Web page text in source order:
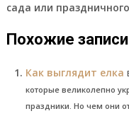
сада или
Похожие
Как выглядит елка
которые великолепно
праздники. Но чем они